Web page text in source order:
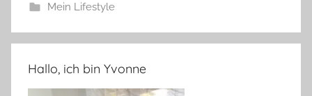
Mein Lifestyle
Hallo, ich bin Yvonne